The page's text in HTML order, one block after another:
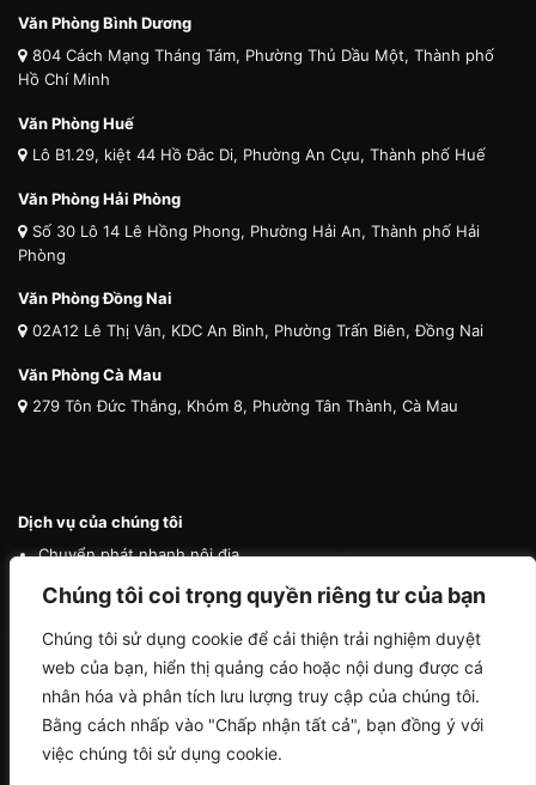
Chúng tôi coi trọng quyền riêng tư của bạn
Chúng tôi sử dụng cookie để cải thiện trải nghiệm duyệt
web của bạn, hiển thị quảng cáo hoặc nội dung được cá
nhân hóa và phân tích lưu lượng truy cập của chúng tôi.
Bằng cách nhấp vào "Chấp nhận tất cả", bạn đồng ý với
việc chúng tôi sử dụng cookie.
Văn Phòng Bình Dương
804 Cách Mạng Tháng Tám, Phường Thủ Dầu Một, Thành phố
Hồ Chí Minh
Văn Phòng Huế
Lô B1.29, kiệt 44 Hồ Đắc Di, Phường An Cựu, Thành phố Huế
Văn Phòng Hải Phòng
Số 30 Lô 14 Lê Hồng Phong, Phường Hải An, Thành phố Hải
Phòng
Văn Phòng Đồng Nai
02A12 Lê Thị Vân, KDC An Bình, Phường Trấn Biên, Đồng Nai
Văn Phòng Cà Mau
279 Tôn Đức Thắng, Khóm 8, Phường Tân Thành, Cà Mau
Dịch vụ của chúng tôi
Chuyển phát nhanh nội địa
Chuyển phát nhanh quốc tế
Vận chuyển thú cưng
Mua hộ hàng nước ngoài